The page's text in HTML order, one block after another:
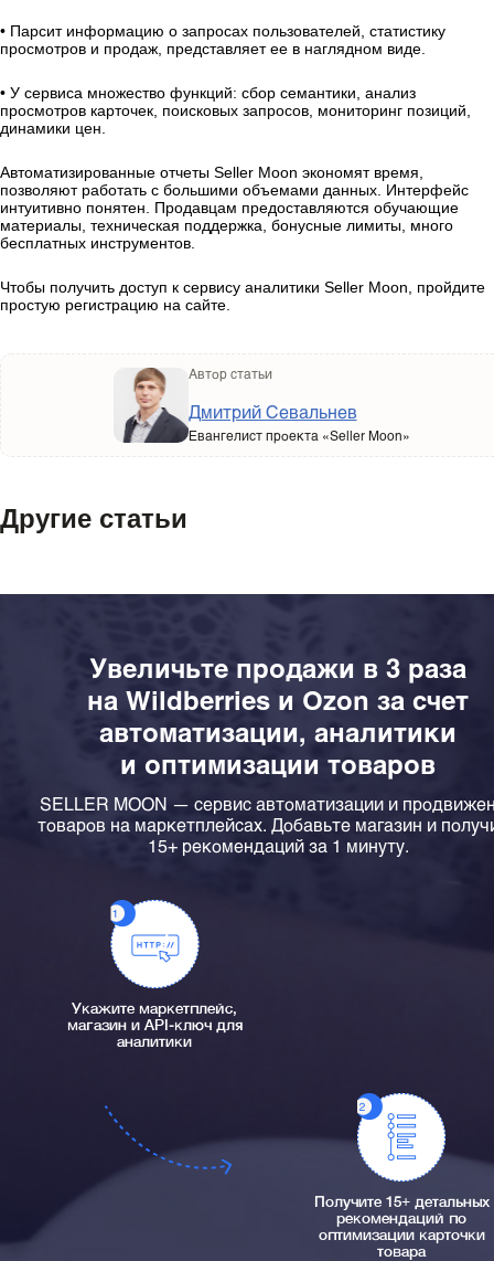
• Парсит информацию о запросах пользователей, статистику
просмотров и продаж, представляет ее в наглядном виде.
• У сервиса множество функций: сбор семантики, анализ
просмотров карточек, поисковых запросов, мониторинг позиций,
динамики цен.
Автоматизированные отчеты Seller Moon экономят время,
позволяют работать с большими объемами данных. Интерфейс
интуитивно понятен. Продавцам предоставляются обучающие
материалы, техническая поддержка, бонусные лимиты, много
бесплатных инструментов.
Чтобы получить доступ к сервису аналитики Seller Moon, пройдите
простую регистрацию на сайте.
Автор статьи
Дмитрий Севальнев
Евангелист проекта «Seller Moon»
Другие статьи
Увеличьте продажи в 3 раза
на Wildberries и Ozon за счет
автоматизации, аналитики
и оптимизации товаров
SELLER MOON — сервис автоматизации и
товаров на маркетплейсах. Добавьте магазин и
15+ рекомендаций за 1 минуту.
Укажите маркетплейс,
магазин и API-ключ для
аналитики
Получите 15+ детальных
рекомендаций по
оптимизации карточки
товара